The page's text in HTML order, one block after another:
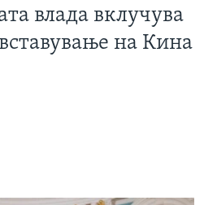
- АРХИВА
влада вклучува
на Кина